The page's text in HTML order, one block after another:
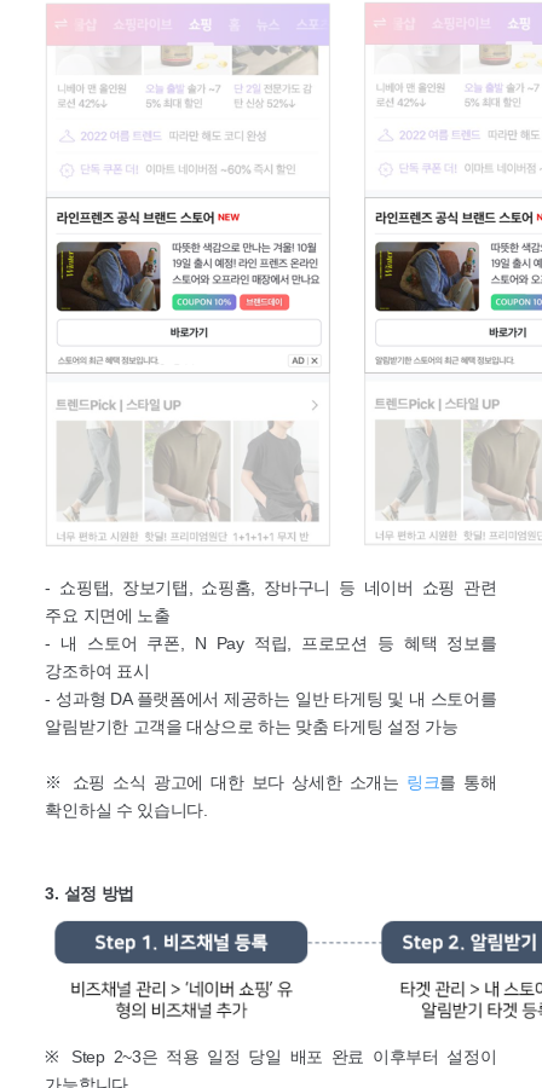
- 쇼핑탭, 장보기탭, 쇼핑홈, 장바구니 등 네이버 쇼핑 관련
주요 지면에 노출
- 내 스토어 쿠폰, N Pay 적립, 프로모션 등 혜택 정보를
강조하여 표시
- 성과형 DA 플랫폼에서 제공하는 일반 타게팅 및 내 스토어를
알림받기한 고객을 대상으로 하는 맞춤 타게팅 설정 가능
※ 쇼핑 소식 광고에 대한 보다 상세한 소개는 링크를 통해
확인하실 수 있습니다.
3. 설정 방법
※ Step 2~3은 적용 일정 당일 배포 완료 이후부터 설정이